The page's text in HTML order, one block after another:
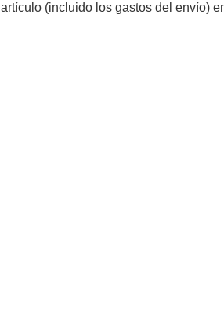
(incluido los gastos del envío)